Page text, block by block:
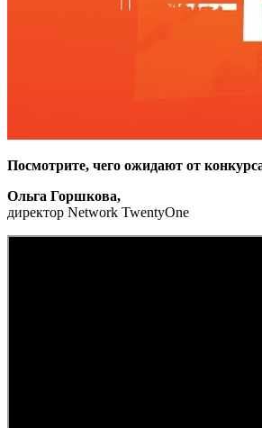
Посмотрите, чего ожидают от
Ольга Горшкова,
директор Network TwentyOne